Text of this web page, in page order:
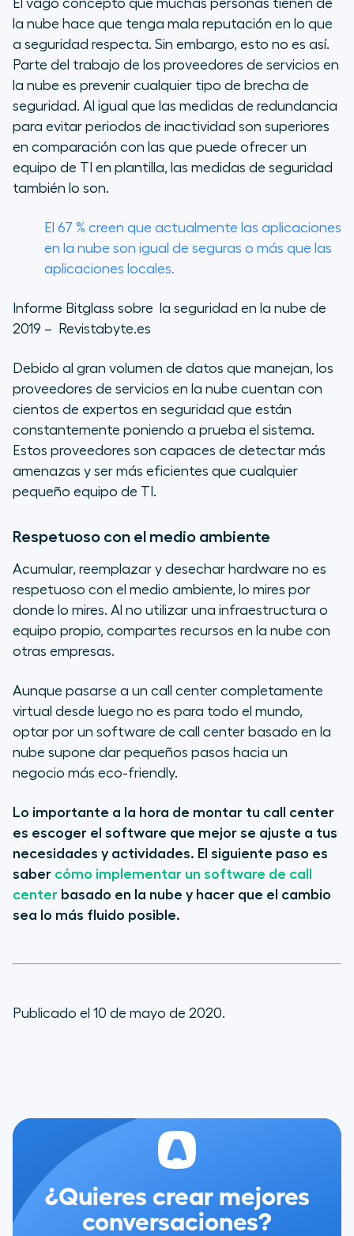
El vago concepto que muchas personas tienen de
la nube hace que tenga mala reputación en lo que
a seguridad respecta. Sin embargo, esto no es así.
Parte del trabajo de los proveedores de servicios en
la nube es prevenir cualquier tipo de brecha de
seguridad. Al igual que las medidas de redundancia
para evitar periodos de inactividad son superiores
en comparación con las que puede ofrecer un
equipo de TI en plantilla, las medidas de seguridad
también lo son.
El 67 % creen que actualmente las aplicaciones
en la nube son igual de seguras o más que las
aplicaciones locales.
Informe Bitglass sobre la seguridad en la nube de
2019 – Revistabyte.es
Debido al gran volumen de datos que manejan, los
proveedores de servicios en la nube cuentan con
cientos de expertos en seguridad que están
constantemente poniendo a prueba el sistema.
Estos proveedores son capaces de detectar más
amenazas y ser más eficientes que cualquier
pequeño equipo de TI.
Respetuoso con el medio ambiente
Acumular, reemplazar y desechar hardware no es
respetuoso con el medio ambiente, lo mires por
donde lo mires. Al no utilizar una infraestructura o
equipo propio, compartes recursos en la nube con
otras empresas.
Aunque pasarse a un call center completamente
virtual desde luego no es para todo el mundo,
optar por un software de call center basado en la
nube supone dar pequeños pasos hacia un
negocio más eco-friendly.
Lo importante a la hora de montar tu call center
es escoger el software que mejor se ajuste a tus
necesidades y actividades. El siguiente paso es
saber cómo implementar un software de call
center basado en la nube y hacer que el cambio
sea lo más fluido posible.
Publicado el 10 de mayo de 2020.
¿Quieres crear mejores
conversaciones?